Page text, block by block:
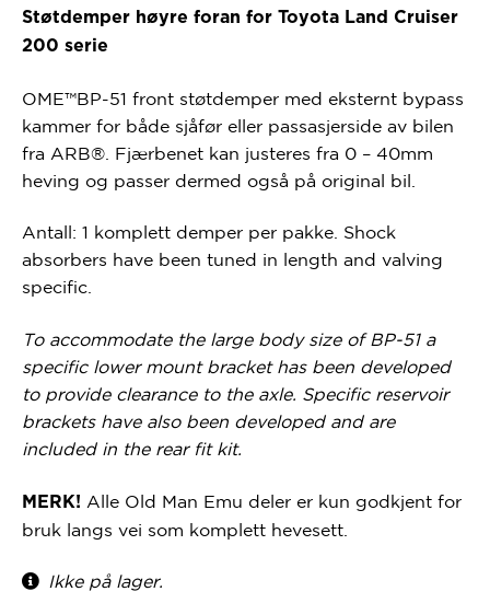
Støtdemper høyre foran for Toyota Land Cruiser
200 serie
OME™BP-51 front støtdemper med eksternt bypass
kammer for både sjåfør eller passasjerside av bilen
fra ARB®. Fjærbenet kan justeres fra 0 – 40mm
heving og passer dermed også på original bil.
Antall: 1 komplett demper per pakke. Shock
absorbers have been tuned in length and valving
specific.
To accommodate the large body size of BP-51 a
specific lower mount bracket has been developed
to provide clearance to the axle. Specific reservoir
brackets have also been developed and are
included in the rear fit kit.
MERK! Alle Old Man Emu deler er kun godkjent for
bruk langs vei som komplett hevesett.
Ikke på lager.